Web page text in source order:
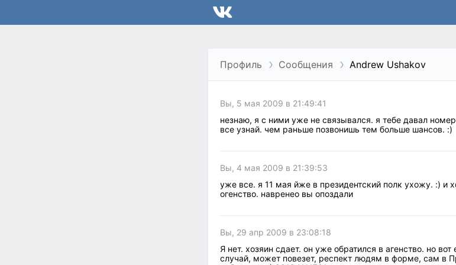
Профиль Сообщения Andrew Ushakov
Вы, 5 мая 2009 в 21:49:41
незнаю, я с ними уже не связывался. я тебе давал
все узнай. чем раньше позвонишь тем больше шансов. :)
Вы, 4 мая 2009 в 21:39:53
уже все. я 11 мая йже в президентский полк ухожу. :) и
огенство. навренео вы опоздали
Вы, 29 апр 2009 в 23:08:18
Я нет. хозяин сдает. он уже обратился в агенство. но
случай, может повезет, респект людям в форме, сам в